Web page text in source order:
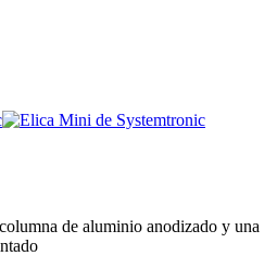
de aluminio anodizado y una